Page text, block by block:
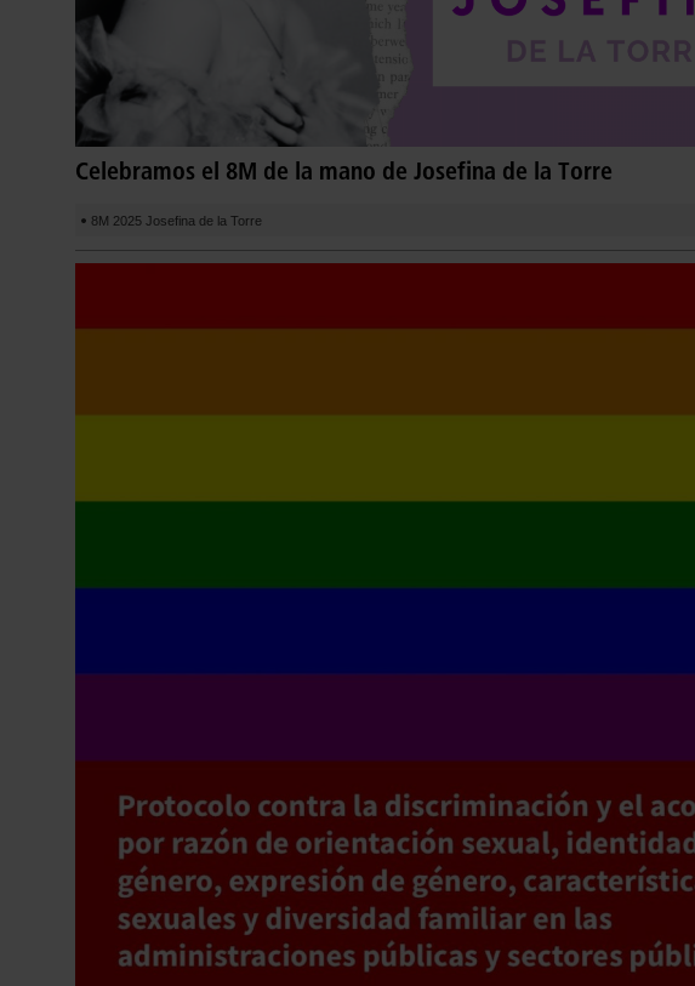
Celebramos el 8M de la mano de Josefina de la Torre
8M 2025 Josefina de la Torre